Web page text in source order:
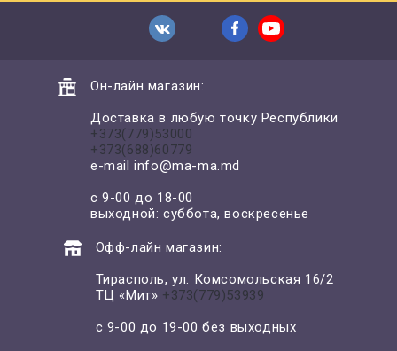
Он-лайн магазин:
Доставка в любую точку Республики
+373(779)53000
+373(688)60779
e-mailinfo@ma-ma.md
с 9-00 до 18-00
выходной: суббота, воскресенье
Офф-лайн магазин:
Тирасполь, ул. Комсомольская 16/2
ТЦ «Мит» +373(779)53939
с 9-00 до 19-00 без выходных